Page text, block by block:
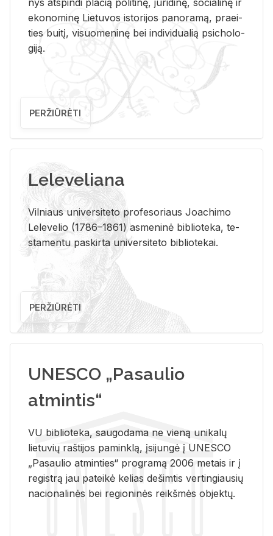
nys at­spin­di pla­čią po­li­ti­nę, ju­ri­di­nę, so­cia­li­nę ir
eko­no­mi­nę Lie­tu­vos is­to­ri­jos pa­no­ra­mą, pra­ei­
ties bui­tį, vi­suo­me­ni­nę bei in­di­vi­dua­lią psi­cho­lo­
gi­ją.
PERŽIŪRĖTI
Leleveliana
Vil­niaus uni­ver­si­te­to pro­fe­so­riaus Jo­a­chi­mo
Le­le­ve­lio (1786–1861) as­me­ni­nė bi­b­lio­te­ka, te­
sta­men­tu pa­skir­ta uni­ver­si­te­to bi­b­lio­te­kai.
PERŽIŪRĖTI
UNESCO „Pasaulio
atmintis“
VU biblioteka, saugodama ne vieną unikalų
lietuvių raštijos paminklą, įsijungė į UNESCO
„Pasaulio atminties“ programą 2006 metais ir į
registrą jau pateikė kelias dešimtis vertingiausių
nacionalinės bei regioninės reikšmės objektų.